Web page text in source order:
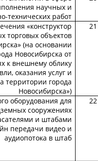
научных и
технических работ
21
«конструктор
торговых объектов
(на основании
Новосибирска от
к внешнему облику
оказания услуг и
территории города
Новосибирска»)
22
оборудования для
сооружениях
и штабами
передачи видео и
аудиопотока в штаб